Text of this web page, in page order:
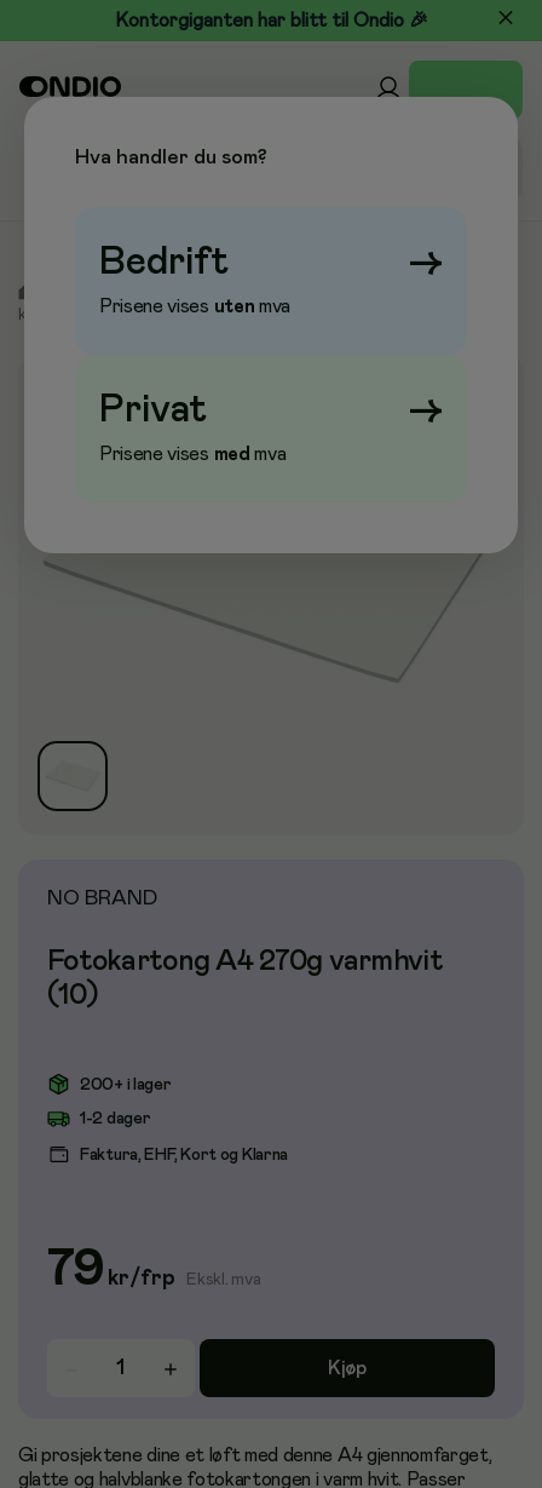
Kontorgiganten har blitt til Ondio 🎉
kartong
Plakatkartong
NO BRAND
Fotokartong A4 270g varmhvit
(10)
200+ i lager
1-2 dager
Faktura, EHF, Kort og Klarna
79 kr/frp Ekskl. mva
Kjøp
Gi prosjektene dine et løft med denne A4 gjennomfarget,
glatte og halvblanke fotokartongen i varm hvit. Passer
Hva handler du som?
Bedrift →
Prisene vises uten mva
Privat →
Prisene vises med mva